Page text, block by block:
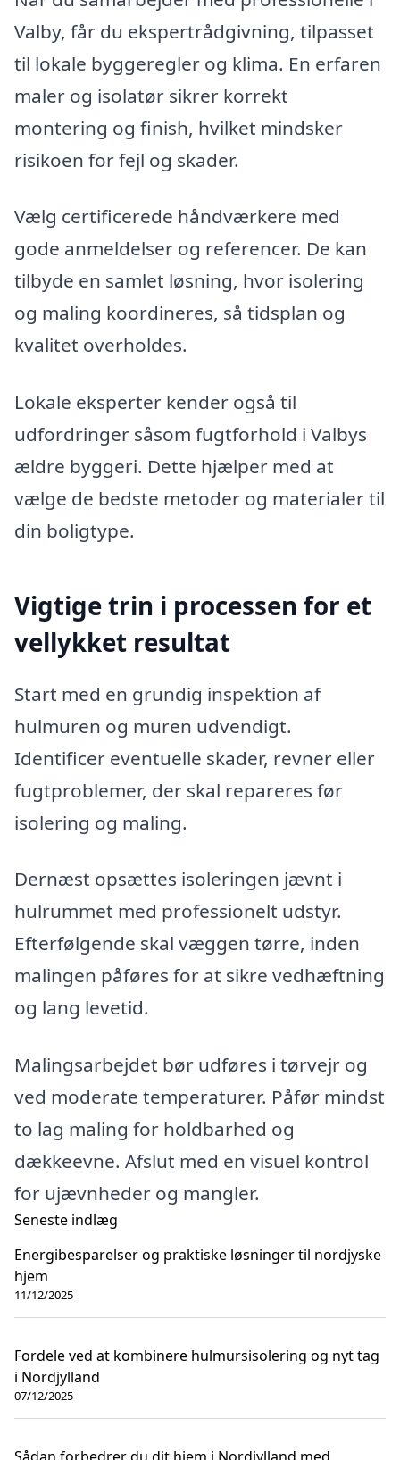
Valby, får du ekspertrådgivning, tilpasset
til lokale byggeregler og klima. En erfaren
maler og isolatør sikrer korrekt
montering og finish, hvilket mindsker
risikoen for fejl og skader.
Vælg certificerede håndværkere med
gode anmeldelser og referencer. De kan
tilbyde en samlet løsning, hvor isolering
og maling koordineres, så tidsplan og
kvalitet overholdes.
Lokale eksperter kender også til
udfordringer såsom fugtforhold i Valbys
ældre byggeri. Dette hjælper med at
vælge de bedste metoder og materialer til
din boligtype.
Vigtige trin i processen for et
vellykket resultat
Start med en grundig inspektion af
hulmuren og muren udvendigt.
Identificer eventuelle skader, revner eller
fugtproblemer, der skal repareres før
isolering og maling.
Dernæst opsættes isoleringen jævnt i
hulrummet med professionelt udstyr.
Efterfølgende skal væggen tørre, inden
malingen påføres for at sikre vedhæftning
og lang levetid.
Malingsarbejdet bør udføres i tørvejr og
ved moderate temperaturer. Påfør mindst
to lag maling for holdbarhed og
dækkeevne. Afslut med en visuel kontrol
for ujævnheder og mangler.
Seneste indlæg
Energibesparelser og praktiske løsninger til nordjyske
hjem
11/12/2025
Fordele ved at kombinere hulmursisolering og nyt tag
i Nordjylland
07/12/2025